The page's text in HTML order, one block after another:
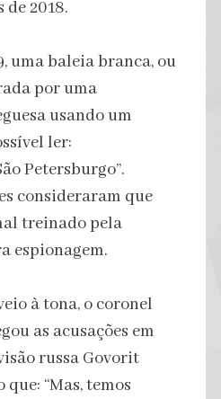
2018.
uma baleia branca, ou
por uma
usando um
ler:
Petersburgo”.
consideraram que
treinado pela
espionagem.
à tona, o coronel
as acusações em
russa Govorit
“Mas, temos